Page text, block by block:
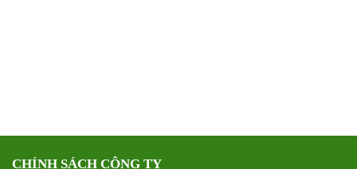
CHÍNH SÁCH CÔNG TY